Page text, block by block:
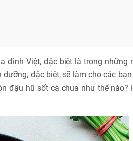
đình Việt, đặc biệt là trong những
đặc biệt, sẽ làm cho các
đậu hũ sốt cà chua như thế nào?